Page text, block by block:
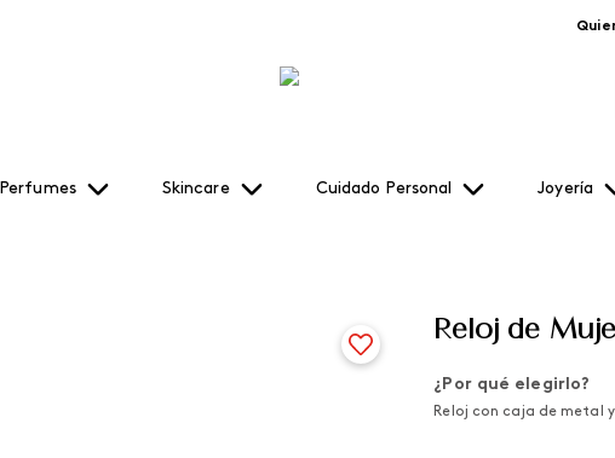
Perfumes Skincare Cuidado Personal Joyería
Reloj de
¿Por qué elegirlo?
Reloj con caja de metal